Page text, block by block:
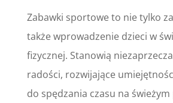
Zabawki sportowe to nie tylko
także wprowadzenie dzieci w
fizycznej. Stanowią
radości, rozwijające
do spędzania czasu na